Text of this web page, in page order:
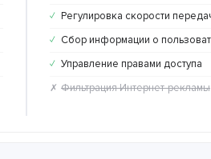
✓ Регулировка скорости
✓ Сбор информации о
✓ Управление правами доступа
✗ Фильтрация Интернет-рекламы